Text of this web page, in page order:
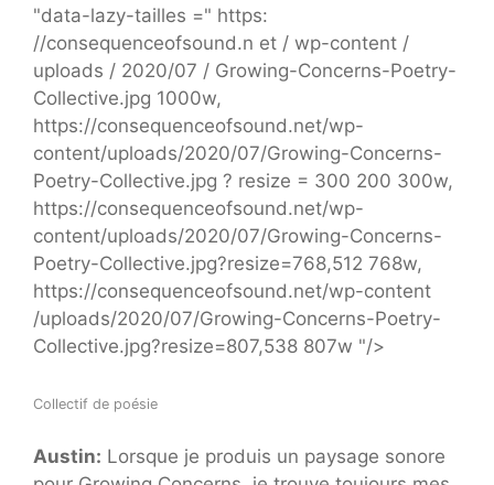
"data-lazy-tailles =" https:
//consequenceofsound.n et / wp-content /
uploads / 2020/07 / Growing-Concerns-Poetry-
Collective.jpg 1000w,
https://consequenceofsound.net/wp-
content/uploads/2020/07/Growing-Concerns-
Poetry-Collective.jpg ? resize = 300 200 300w,
https://consequenceofsound.net/wp-
content/uploads/2020/07/Growing-Concerns-
Poetry-Collective.jpg?resize=768,512 768w,
https://consequenceofsound.net/wp-content
/uploads/2020/07/Growing-Concerns-Poetry-
Collective.jpg?resize=807,538 807w "/>
Collectif de poésie
Austin: Lorsque je produis un paysage sonore